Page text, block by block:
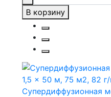
В корзину
Супердиффузионная